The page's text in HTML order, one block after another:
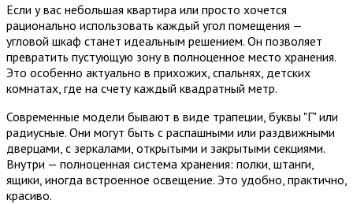
Если у вас небольшая квартира или просто хочется
рационально использовать каждый угол помещения —
угловой шкаф станет идеальным решением. Он позволяет
превратить пустующую зону в полноценное место хранения.
Это особенно актуально в прихожих, спальнях, детских
комнатах, где на счету каждый квадратный метр.
Современные модели бывают в виде трапеции, буквы "Г" или
радиусные. Они могут быть с распашными или раздвижными
дверцами, с зеркалами, открытыми и закрытыми секциями.
Внутри — полноценная система хранения: полки, штанги,
ящики, иногда встроенное освещение. Это удобно, практично,
красиво.